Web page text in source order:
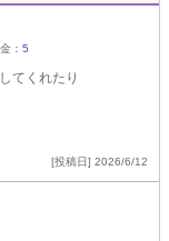
： 5
てくれたり
[投稿日] 2026/6/12